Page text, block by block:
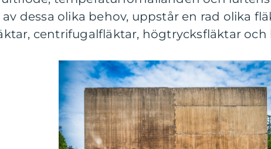
dessa olika behov, uppstår en rad olika
centrifugalfläktar, högtrycksfläktar och